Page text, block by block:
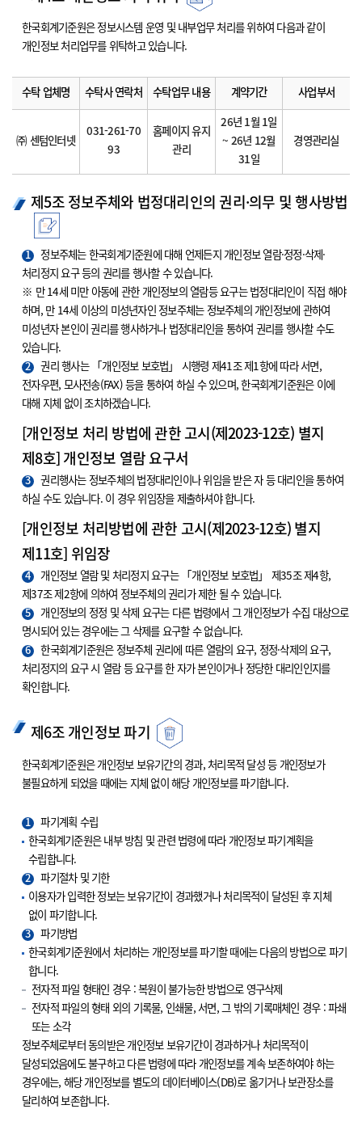
한국회계기준원은 정보시스템 운영 및 내부업무 처리를 위하여 다음과 같이
개인정보 처리업무를 위탁하고 있습니다.
수탁 업체명 수탁사 연락처 수탁업무 내용 계약기간 사업부서
㈜ 센텀인터넷
031-261-70
93
홈페이지 유지
관리
26년 1월 1일
~ 26년 12월
31일
경영관리실
제5조 정보주체와 법정대리인의 권리·의무 및 행사방법
1
정보주체는 한국회계기준원에 대해 언제든지 개인정보 열람·정정·삭제·
처리정지 요구 등의 권리를 행사할 수 있습니다.
※ 만 14세 미만 아동에 관한 개인정보의 열람등 요구는 법정대리인이 직접 해야
하며, 만 14세 이상의 미성년자인 정보주체는 정보주체의 개인정보에 관하여
미성년자 본인이 권리를 행사하거나 법정대리인을 통하여 권리를 행사할 수도
있습니다.
2
권리 행사는 「개인정보 보호법」 시행령 제41조 제1항에 따라 서면,
전자우편, 모사전송(FAX) 등을 통하여 하실 수 있으며, 한국회계기준원은 이에
대해 지체 없이 조치하겠습니다.
[개인정보 처리 방법에 관한 고시(제2023-12호) 별지
제8호] 개인정보 열람 요구서
3
권리행사는 정보주체의 법정대리인이나 위임을 받은 자 등 대리인을 통하여
하실 수도 있습니다. 이 경우 위임장을 제출하셔야 합니다.
[개인정보 처리방법에 관한 고시(제2023-12호) 별지
제11호] 위임장
4
개인정보 열람 및 처리정지 요구는 「개인정보 보호법」 제35조 제4항,
제37조 제2항에 의하여 정보주체의 권리가 제한 될 수 있습니다.
5
개인정보의 정정 및 삭제 요구는 다른 법령에서 그 개인정보가 수집 대상으로
명시되어 있는 경우에는 그 삭제를 요구할 수 없습니다.
6
한국회계기준원은 정보주체 권리에 따른 열람의 요구, 정정·삭제의 요구,
처리정지의 요구 시 열람 등 요구를 한 자가 본인이거나 정당한 대리인인지를
확인합니다.
제6조 개인정보 파기
한국회계기준원은 개인정보 보유기간의 경과, 처리목적 달성 등 개인정보가
불필요하게 되었을 때에는 지체 없이 해당 개인정보를 파기합니다.
1
파기계획 수립
한국회계기준원은 내부 방침 및 관련 법령에 따라 개인정보 파기계획을
수립합니다.
2
파기절차 및 기한
이용자가 입력한 정보는 보유기간이 경과했거나 처리목적이 달성된 후 지체
없이 파기합니다.
3
파기방법
한국회계기준원에서 처리하는 개인정보를 파기할 때에는 다음의 방법으로 파기
합니다.
전자적 파일 형태인 경우 : 복원이 불가능한 방법으로 영구삭제
전자적 파일의 형태 외의 기록물, 인쇄물, 서면, 그 밖의 기록매체인 경우 : 파쇄
또는 소각
정보주체로부터 동의받은 개인정보 보유기간이 경과하거나 처리목적이
달성되었음에도 불구하고 다른 법령에 따라 개인정보를 계속 보존하여야 하는
경우에는, 해당 개인정보를 별도의 데이터베이스(DB)로 옮기거나 보관장소를
달리하여 보존합니다.